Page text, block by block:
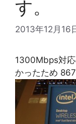
す。
2013年12月16
1300Mbps対
かったため